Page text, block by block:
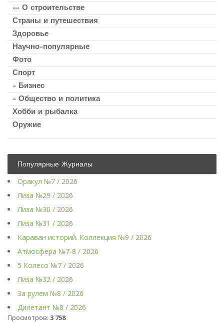
-- О строительстве
Страны и путешествия
Здоровье
Научно-популярные
Фото
Спорт
- Бизнес
- Общество и политика
Хобби и рыбалка
Оружие
Популярные Журналы
Оракул №7 / 2026
Лиза №29 / 2026
Лиза №30 / 2026
Лиза №31 / 2026
Караван историй. Коллекция №9 / 2026
Атмосфера №7-8 / 2026
5 Колесо №7 / 2026
Лиза №32 / 2026
За рулем №8 / 2026
Дилетант №8 / 2026
Просмотров: 3 758